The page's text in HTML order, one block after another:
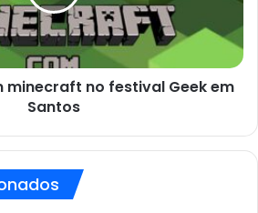
minecraft no festival Geek em
Santos